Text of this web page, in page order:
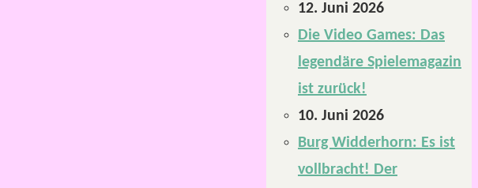
12. Juni 2026
Die Video Games: Das
legendäre Spielemagazin
ist zurück!
10. Juni 2026
Burg Widderhorn: Es ist
vollbracht! Der